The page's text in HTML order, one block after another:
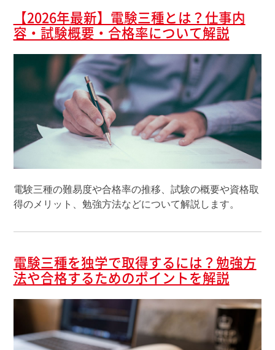
【2026年最新】電験三種とは？仕事内
容・試験概要・合格率について解説
電験三種の難易度や合格率の推移、試験の概要や資格取
得のメリット、勉強方法などについて解説します。
電験三種を独学で取得するには？勉強方
法や合格するためのポイントを解説